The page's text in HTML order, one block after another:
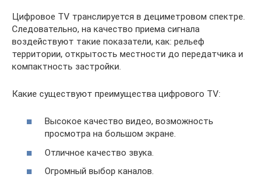
Цифровое TV транслируется в дециметровом спектре.
Следовательно, на качество приема сигнала
воздействуют такие показатели, как: рельеф
территории, открытость местности до передатчика и
компактность застройки.
Какие существуют преимущества цифрового TV:
Высокое качество видео, возможность
просмотра на большом экране.
Отличное качество звука.
Огромный выбор каналов.